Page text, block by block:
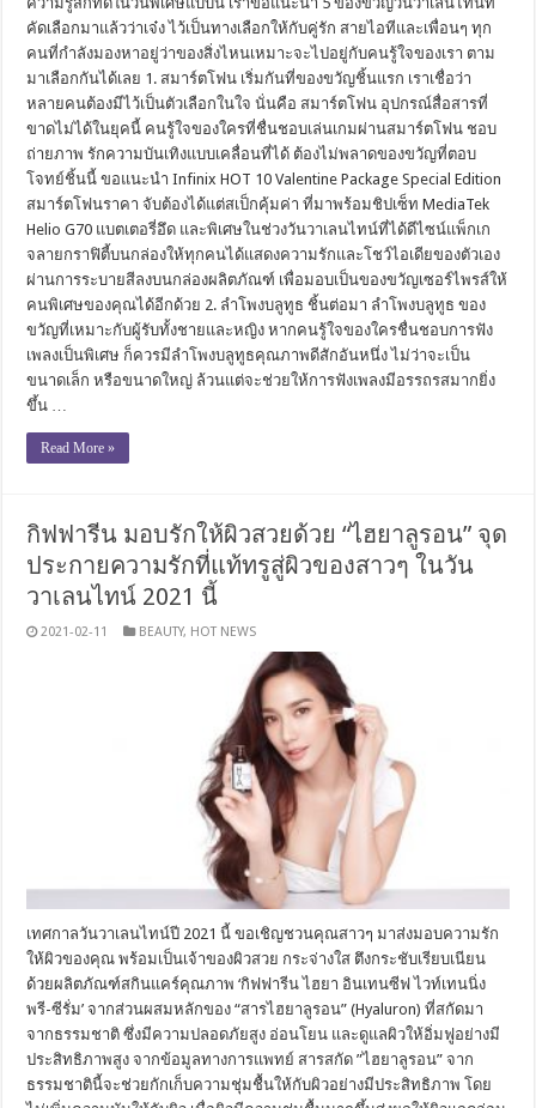
คัดเลือกมาแล้วว่าเจ๋ง ไว้เป็นทางเลือกให้กับคู่รัก สายไอทีและเพื่อนๆ ทุก
คนที่กำลังมองหาอยู่ว่าของสิ่งไหนเหมาะจะไปอยู่กับคนรู้ใจของเรา ตาม
มาเลือกกันได้เลย 1. สมาร์ตโฟน เริ่มกันที่ของขวัญชิ้นแรก เราเชื่อว่า
หลายคนต้องมีไว้เป็นตัวเลือกในใจ นั่นคือ สมาร์ตโฟน อุปกรณ์สื่อสารที่
ขาดไม่ได้ในยุคนี้ คนรู้ใจของใครที่ชื่นชอบเล่นเกมผ่านสมาร์ตโฟน ชอบ
ถ่ายภาพ รักความบันเทิงแบบเคลื่อนที่ได้ ต้องไม่พลาดของขวัญที่ตอบ
โจทย์ชิ้นนี้ ขอแนะนำ Infinix HOT 10 Valentine Package Special Edition
สมาร์ตโฟนราคา จับต้องได้แต่สเป็กคุ้มค่า ที่มาพร้อมชิปเซ็ท MediaTek
Helio G70 แบตเตอรี่อึด และพิเศษในช่วงวันวาเลนไทน์ที่ได้ดีไซน์แพ็กเก
จลายกราฟิตี้บนกล่องให้ทุกคนได้แสดงความรักและโชว์ไอเดียของตัวเอง
ผ่านการระบายสีลงบนกล่องผลิตภัณฑ์ เพื่อมอบเป็นของขวัญเซอร์ไพรส์ให้
คนพิเศษของคุณได้อีกด้วย 2. ลำโพงบลูทูธ ชิ้นต่อมา ลำโพงบลูทูธ ของ
ขวัญที่เหมาะกับผู้รับทั้งชายและหญิง หากคนรู้ใจของใครชื่นชอบการฟัง
เพลงเป็นพิเศษ ก็ควรมีลำโพงบลูทูธคุณภาพดีสักอันหนึ่ง ไม่ว่าจะเป็น
ขนาดเล็ก หรือขนาดใหญ่ ล้วนแต่จะช่วยให้การฟังเพลงมีอรรถรสมากยิ่ง
ขึ้น …
Read More »
กิฟฟารีน มอบรักให้ผิวสวยด้วย “ไฮยาลูรอน” จุด
ประกายความรักที่แท้ทรูสู่ผิวของสาวๆ ในวัน
วาเลนไทน์ 2021 นี้
2021-02-11 BEAUTY, HOT NEWS
เทศกาลวันวาเลนไทน์ปี 2021 นี้ ขอเชิญชวนคุณสาวๆ มาส่งมอบความรัก
ให้ผิวของคุณ พร้อมเป็นเจ้าของผิวสวย กระจ่างใส ตึงกระชับเรียบเนียน
ด้วยผลิตภัณฑ์สกินแคร์คุณภาพ ‘กิฟฟารีน ไฮยา อินเทนซีฟ ไวท์เทนนิ่ง
พรี-ซีรั่ม’ จากส่วนผสมหลักของ “สารไฮยาลูรอน” (Hyaluron) ที่สกัดมา
จากธรรมชาติ ซึ่งมีความปลอดภัยสูง อ่อนโยน และดูแลผิวให้อิ่มฟูอย่างมี
ประสิทธิภาพสูง จากข้อมูลทางการแพทย์ สารสกัด ”ไฮยาลูรอน” จาก
ธรรมชาตินี้จะช่วยกักเก็บความชุ่มชื้นให้กับผิวอย่างมีประสิทธิภาพ โดย